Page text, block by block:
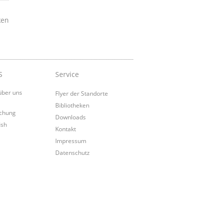
uns
Service
Flyer der Standorte
Bibliotheken
Downloads
Kontakt
Impressum
Datenschutz